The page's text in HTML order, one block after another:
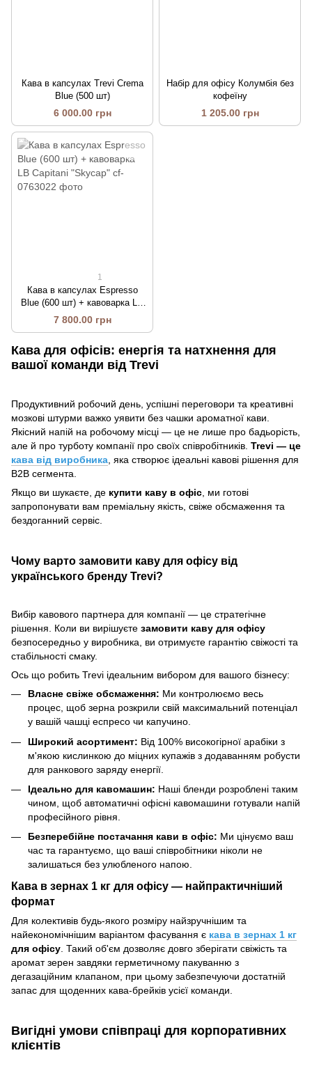
Кава в капсулах Trevi Crema
Blue (500 шт)
6 000.00 грн
Набір для офісу Колумбія без
кофеїну
1 205.00 грн
1
Кава в капсулах Espresso
Blue (600 шт) + кавоварка LB
Capitani "Skycap"
7 800.00 грн
Кава для офісів: енергія та натхнення для
вашої команди від Trevi
Продуктивний робочий день, успішні переговори та креативні
мозкові штурми важко уявити без чашки ароматної кави.
Якісний напій на робочому місці — це не лише про бадьорість,
але й про турботу компанії про своїх співробітників. Trevi — це
кава від виробника, яка створює ідеальні кавові рішення для
B2B сегмента.
Якщо ви шукаєте, де купити каву в офіс, ми готові
запропонувати вам преміальну якість, свіже обсмаження та
бездоганний сервіс.
Чому варто замовити каву для офісу від
українського бренду Trevi?
Вибір кавового партнера для компанії — це стратегічне
рішення. Коли ви вирішуєте замовити каву для офісу
безпосередньо у виробника, ви отримуєте гарантію свіжості та
стабільності смаку.
Ось що робить Trevi ідеальним вибором для вашого бізнесу:
Власне свіже обсмаження: Ми контролюємо весь
процес, щоб зерна розкрили свій максимальний потенціал
у вашій чашці еспресо чи капучино.
Широкий асортимент: Від 100% високогірної арабіки з
м'якою кислинкою до міцних купажів з додаванням робусти
для ранкового заряду енергії.
Ідеально для кавомашин: Наші бленди розроблені таким
чином, щоб автоматичні офісні кавомашини готували напій
професійного рівня.
Безперебійне постачання кави в офіс: Ми цінуємо ваш
час та гарантуємо, що ваші співробітники ніколи не
залишаться без улюбленого напою.
Кава в зернах 1 кг для офісу — найпрактичніший
формат
Для колективів будь-якого розміру найзручнішим та
найекономічнішим варіантом фасування є кава в зернах 1 кг
для офісу . Такий об'єм дозволяє довго зберігати свіжість та
аромат зерен завдяки герметичному пакуванню з
дегазаційним клапаном, при цьому забезпечуючи достатній
запас для щоденних кава-брейків усієї команди.
Вигідні умови співпраці для корпоративних
клієнтів